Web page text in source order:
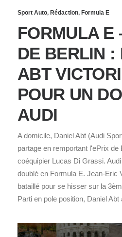
Sport Auto, Rédaction, Formula E
FORMULA E
DE BERLIN :
ABT
POUR UN
AUDI
A domicile, Daniel Abt (Audi
partage en remportant l'ePrix de
coéquipier Lucas Di Grassi.
doublé en Formula E. Jean-Eric
bataillé pour se hisser sur la
Parti en pole position, Daniel